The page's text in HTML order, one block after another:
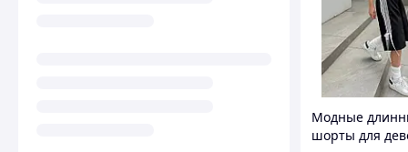
Модные
шорты для